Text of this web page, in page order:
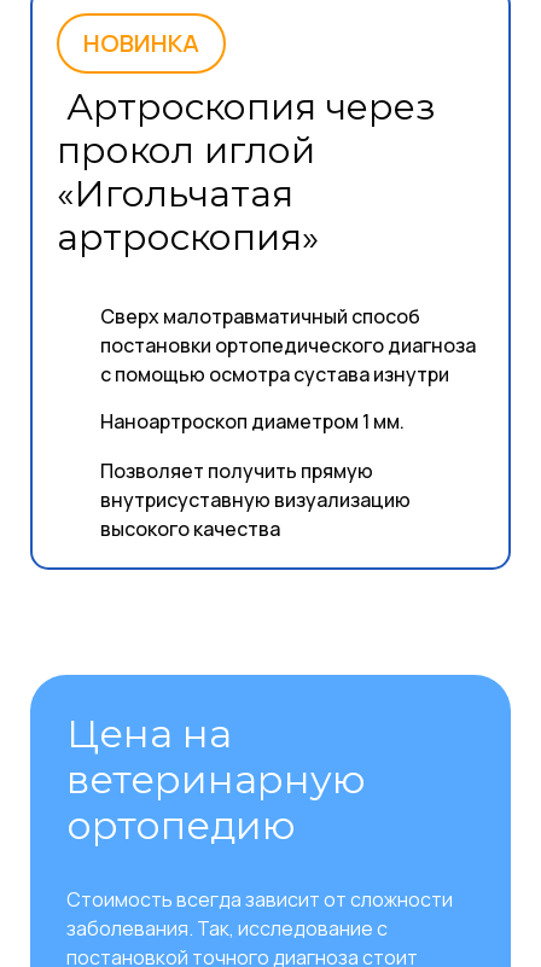
НОВИНКА
Артроскопия через
прокол иглой
«Игольчатая
артроскопия»
Сверх малотравматичный способ
постановки ортопедического диагноза
с помощью осмотра сустава изнутри
Наноартроскоп диаметром 1 мм.
Позволяет получить прямую
внутрисуставную визуализацию
высокого качества
Цена на
ветеринарную
ортопедию
Стоимость всегда зависит от сложности
заболевания. Так, исследование с
постановкой точного диагноза стоит